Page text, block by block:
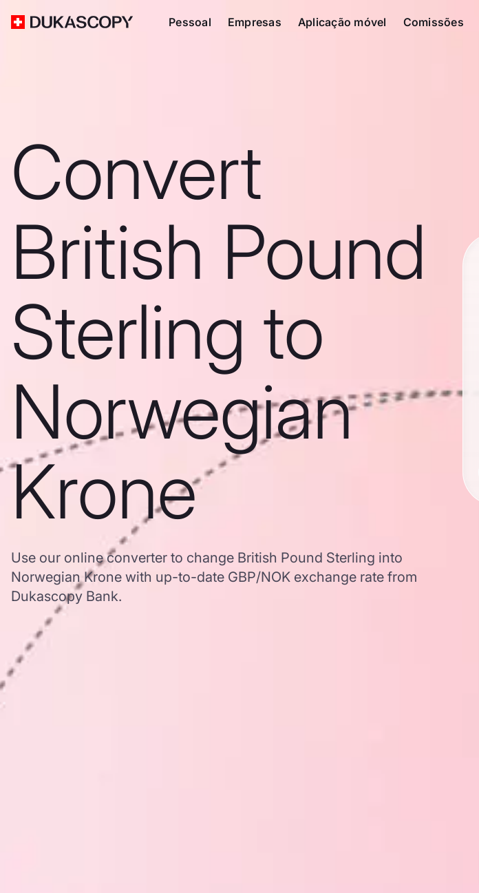
Pessoal Empresas Aplicação móvel Comissões
Convert
British Pound
Sterling to
Norwegian
Krone
Use our online converter to change British Pound Sterling into
Norwegian Krone with up-to-date GBP/NOK exchange rate from
Dukascopy Bank.